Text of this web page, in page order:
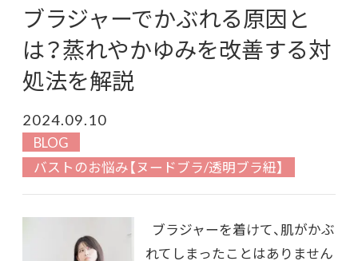
ブラジャーでかぶれる原因と
は？蒸れやかゆみを改善する対
処法を解説
2024.09.10
BLOG
バストのお悩み【ヌードブラ/透明ブラ紐】
ブラジャーを着けて、肌がかぶ
れてしまったことはありません